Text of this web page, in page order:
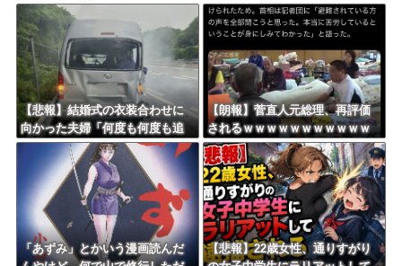
【動画】タイのティパンコーン王子が日本人女性とデートか？
8/4のニュース
日本旅行キャンセルすべきか…1万年ぶり史上最大級の火山の兆し＝韓国の反応
更新中止のお知らせ
海外「おめでとうタキ！」リヴァプール南野がバースデーゴール！！
Powered by livedoor 相互RSS
【悲報】結婚式の衣装合わせに
向かった夫婦「何度も何度も追
突され…何が目的か本当に理解
できない」東名高速で続いた約1.
7キロの追突
【朗報】菅直人元総理、再評価
されるｗｗｗｗｗｗｗｗｗｗｗ
ｗｗｗｗｗｗｗ
「あずみ」とかいう漫画読んだ
【悲報】22歳女性、通りすがり